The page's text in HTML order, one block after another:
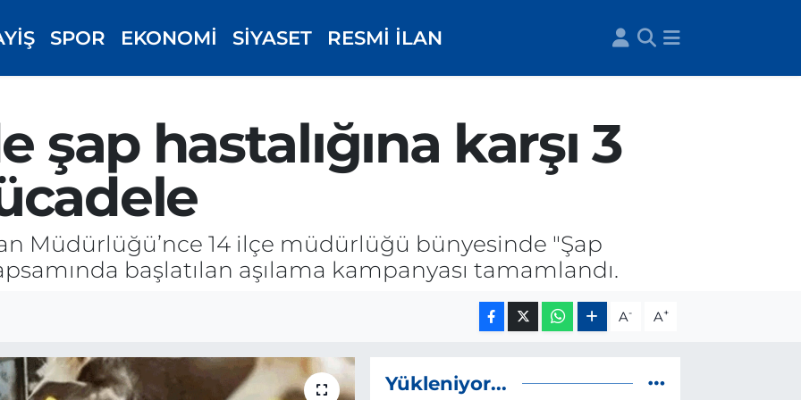
SPOR EKONOMİ SİYASET RESMİ İLAN
şap hastalığına karşı 3
Müdürlüğü’nce 14 ilçe müdürlüğü bünyesinde "Şap
başlatılan aşılama kampanyası tamamlandı.
A- A+
Yükleniyor...